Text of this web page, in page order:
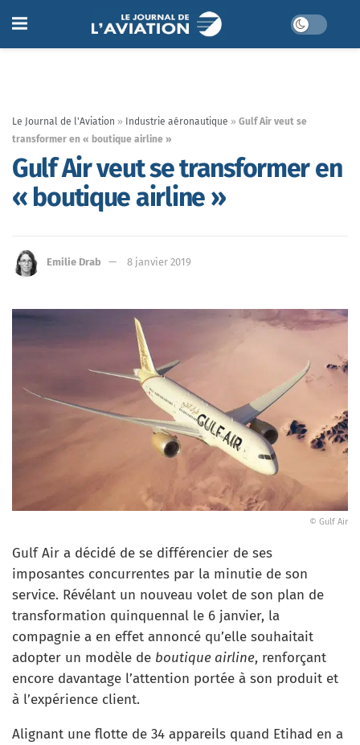
Le Journal de l'Aviation » Industrie aéronautique » Gulf Air veut se
transformer en « boutique airline »
Gulf Air veut se transformer en
« boutique airline »
Emilie Drab 8 janvier 2019
© Gulf Air
Gulf Air a décidé de se différencier de ses
imposantes concurrentes par la minutie de son
service. Révélant un nouveau volet de son plan de
transformation quinquennal le 6 janvier, la
compagnie a en effet annoncé qu’elle souhaitait
adopter un modèle de boutique airline, renforçant
encore davantage l’attention portée à son produit et
à l’expérience client.
Alignant une flotte de 34 appareils quand Etihad en a